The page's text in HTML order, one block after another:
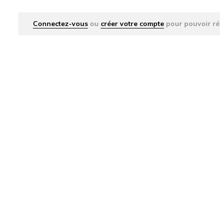
Connectez-vous ou créer votre compte pour pouvoir